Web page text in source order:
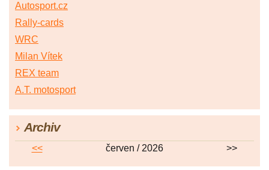
Autosport.cz
Rally-cards
WRC
Milan Vítek
REX team
A.T. motosport
Archiv
<< červen / 2026 >>